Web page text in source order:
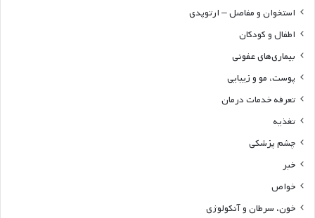
استخوان و مفاصل – ارتوپدی
اطفال و کودکان
بیماری‌های عفونی
پوست، مو و زیبایی
تعرفه خدمات درمان
تغذیه
چشم پزشکی
خبر
خواص
خون، سرطان و آنکولوژی